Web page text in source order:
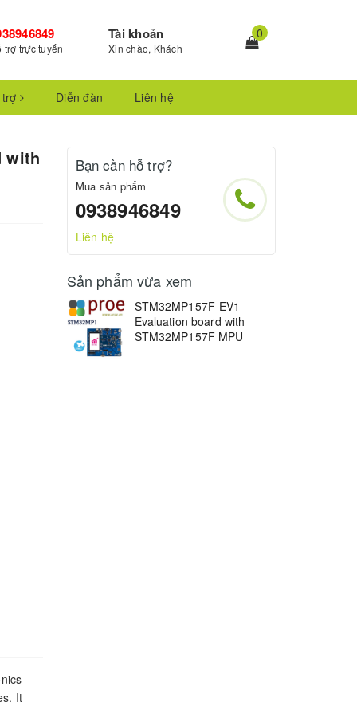
trợ trực tuyến
Tài khoản
Xin chào, Khách
0
Diễn đàn Liên hệ
with
It
Bạn cần hỗ trợ?
Mua sản phẩm
0938946849
Liên hệ
Sản phẩm vừa xem
STM32MP157F-EV1
Evaluation board with
STM32MP157F MPU